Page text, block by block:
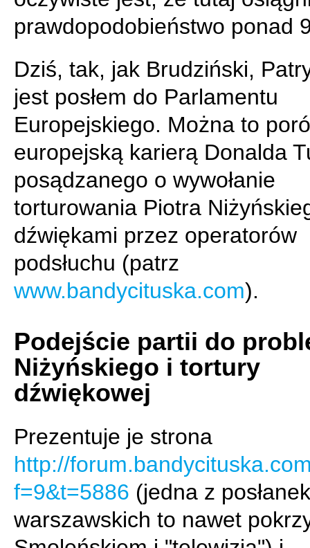
prawdopodobieństwo ponad
Dziś, tak, jak Brudziński,
jest posłem do Parlamentu
Europejskiego. Można to
europejską karierą Donalda
posądzanego o wywołanie
torturowania Piotra
dźwiękami przez operatorów
podsłuchu (patrz
www.bandycituska.com).
Podejście partii do
Niżyńskiego i tortury
dźwiękowej
Prezentuje je strona
http://
f=9&t=5886 (jedna z posłanek
warszawskich to nawet